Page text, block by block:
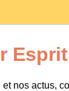
nos actus,